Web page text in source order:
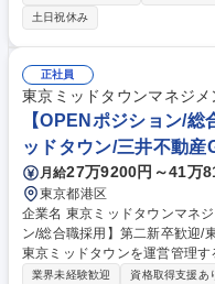
じて設計から開発までご担当いただきます。 早期か
に関わり、設計・開発・テス
ジニアとしての基礎力を着実
容】 ■システム開発・改修関連
善・ドキュメント作成 等 募集職種 【フルリモート可】Webシステムエン
ジニア/第二新卒歓迎/成長環境◎
土日祝休み
正社員
東京ミッドタウンマネジ
【OPENポジション/総
ッドタウン/三井不動産
月給27万9200円～41万
東京都港区
企業名 東京ミッドタウンマネジメント株式会社
ン/総合職採用】第二新卒歓迎/東京
東京ミッドタウンを運営管理
理業務、販売促進業務などを
業界未経験歓迎 資格取得支援あ